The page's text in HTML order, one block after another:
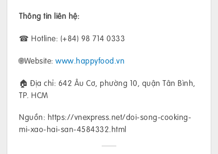
Thông tin liên hệ:
☎ Hotline: (+84) 98 714 0333
🌐Website: www.happyfood.vn
🏠 Địa chỉ: 642 Âu Cơ, phường 10, quận Tân Bình,
TP. HCM
Nguồn: https://vnexpress.net/doi-song-cooking-
mi-xao-hai-san-4584332.html